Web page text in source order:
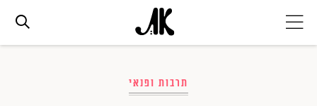
תרבות ופנאי